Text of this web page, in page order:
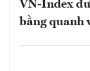
VN-Index
bằng quanh